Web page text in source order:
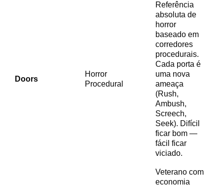
Doors
Horror
Procedural
Referência
absoluta de
horror
baseado em
corredores
procedurais.
Cada porta é
uma nova
ameaça
(Rush,
Ambush,
Screech,
Seek). Difícil
ficar bom —
fácil ficar
viciado.
Veterano com
economia